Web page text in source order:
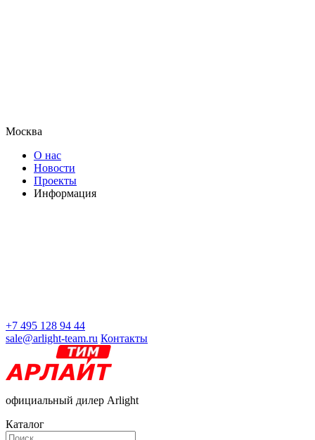
Москва
О нас
Новости
Проекты
Информация
+7 495 128 94 44
sale@arlight-team.ru Контакты
официальный дилер Arlight
Каталог